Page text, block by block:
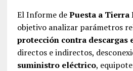
El Informe dePuesta a Tierra
objetivo analizar parámetros
protección contra descargas
directos e indirectos,
suministro eléctrico,